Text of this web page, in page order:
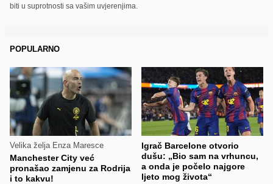
biti u suprotnosti sa vašim uvjerenjima.
POPULARNO
Velika želja Enza Maresce
Manchester City već
pronašao zamjenu za Rodrija
i to kakvu!
Igrač Barcelone otvorio
dušu: „Bio sam na vrhuncu,
a onda je počelo najgore
ljeto mog života“